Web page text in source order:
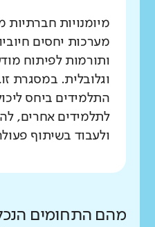
מיומנויות חברתיות
מערכות יחסים
ותורמות לפיתוח
וגלובלית. במסגרת
התלמידים ביחס
לתלמידים אחרים,
ולעבוד בשיתוף
מהם התחומים